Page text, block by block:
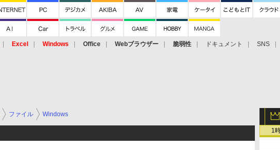
Excel Windows Office Webブラウザー 脆弱性 ドキュメント SNS
1
ファイル Windows